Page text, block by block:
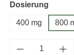
Dosierung
400 mg 800
Produkt